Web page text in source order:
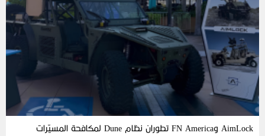
AimLock وFN America تطوران نظام Dune لمكافحة المسيّرات